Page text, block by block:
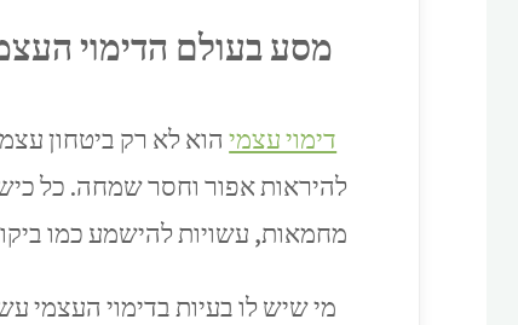
מסע בעולם הדימוי
דימוי עצמיהוא לא רק ביטחון
להיראות אפור וחסר שמחה. כל
מחמאות, עשויות להישמע כמו
מי שיש לו בעיות בדימוי העצמי